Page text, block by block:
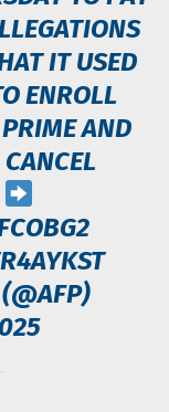
IT USED
ENROLL
AND